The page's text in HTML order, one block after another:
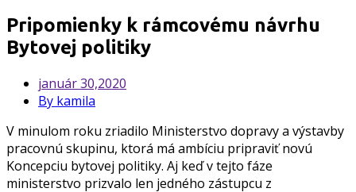
Pripomienky k rámcovému návrhu
Bytovej politiky
január30,2020
By kamila
V minulom roku zriadilo Ministerstvo dopravy a výstavby
pracovnú skupinu, ktorá má ambíciu pripraviť novú
Koncepciu bytovej politiky. Aj keď v tejto fáze
ministerstvo prizvalo len jedného zástupcu z